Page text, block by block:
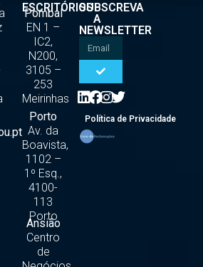
ESCRITÓRIOS
Pombal
EN 1 –
IC2,
N200,
3105 –
253
Meirinhas
Porto
Av. da
Boavista,
1102 –
1º Esq.,
4100-
113
Porto
Ansião
Centro
de
SUBSCREVA
A
NEWSLETTER
Política de Privacidade